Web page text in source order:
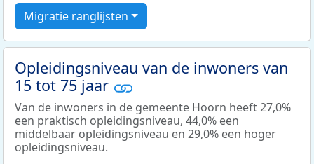
Migratie ranglijsten
Opleidingsniveau van de inwoners van
15 tot 75 jaar
Van de inwoners in de gemeente Hoorn heeft 27,0%
een praktisch opleidingsniveau, 44,0% een
middelbaar opleidingsniveau en 29,0% een hoger
opleidingsniveau.